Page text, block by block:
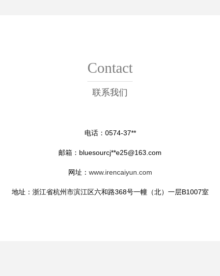
Contact
联系我们
电话：0574-37**
邮箱：bluesourcj**e25@163.com
网址： www.irencaiyun.com
地址：浙江省杭州市滨江区六和路368号一幢（北）一层B1007室